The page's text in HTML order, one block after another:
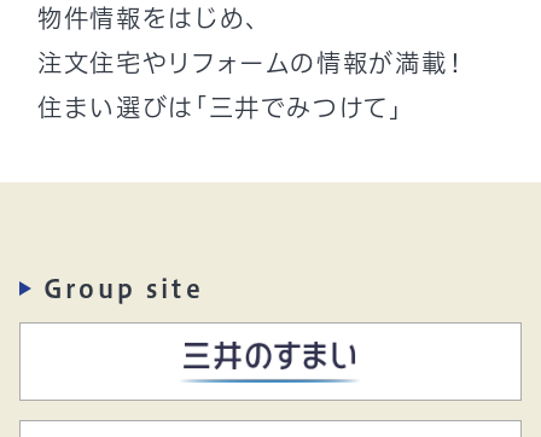
物件情報をはじめ、
注文住宅やリフォームの情報が満載！
住まい選びは「三井でみつけて」
Group site